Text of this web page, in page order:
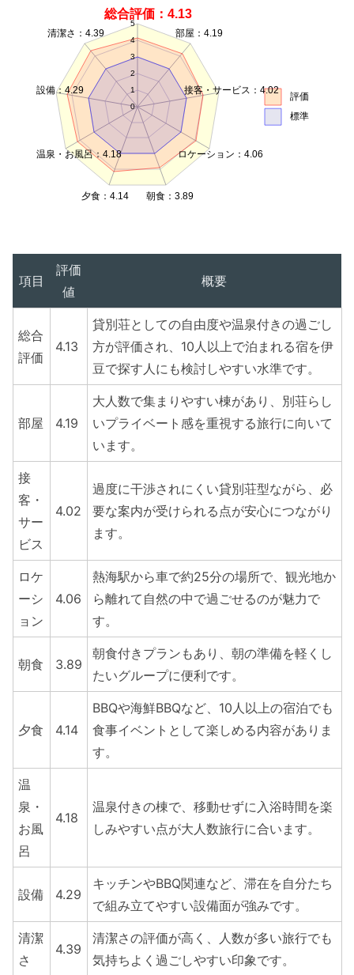
0
1
2
3
4
5
総合評価：4.13
部屋：4.19
接客・サービス：4.02
ロケーション：4.06
朝食：3.89
夕食：4.14
温泉・お風呂：4.18
設備：4.29
清潔さ：4.39
評価
標準
項目
評価
値
概要
総合
評価
4.13
貸別荘としての自由度や温泉付きの過ごし
方が評価され、10人以上で泊まれる宿を伊
豆で探す人にも検討しやすい水準です。
部屋 4.19
大人数で集まりやすい棟があり、別荘らし
いプライベート感を重視する旅行に向いて
います。
接
客・
サー
ビス
4.02
過度に干渉されにくい貸別荘型ながら、必
要な案内が受けられる点が安心につながり
ます。
ロケ
ーシ
ョン
4.06
熱海駅から車で約25分の場所で、観光地か
ら離れて自然の中で過ごせるのが魅力で
す。
朝食 3.89
朝食付きプランもあり、朝の準備を軽くし
たいグループに便利です。
夕食 4.14
BBQや海鮮BBQなど、10人以上の宿泊でも
食事イベントとして楽しめる内容がありま
す。
温
泉・
お風
呂
4.18
温泉付きの棟で、移動せずに入浴時間を楽
しみやすい点が大人数旅行に合います。
設備 4.29
キッチンやBBQ関連など、滞在を自分たち
で組み立てやすい設備面が強みです。
清潔
さ
4.39
清潔さの評価が高く、人数が多い旅行でも
気持ちよく過ごしやすい印象です。